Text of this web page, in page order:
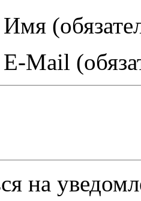
Имя
E-Mail
на